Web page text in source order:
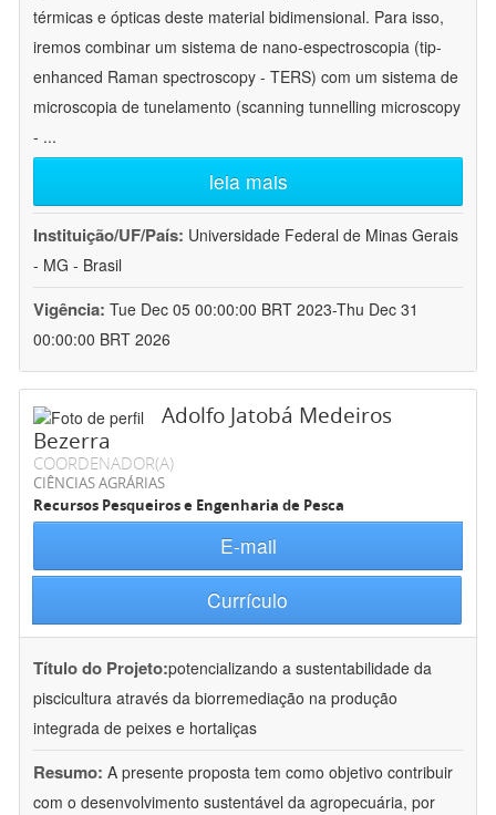
térmicas e ópticas deste material bidimensional. Para isso,
iremos combinar um sistema de nano-espectroscopia (tip-
enhanced Raman spectroscopy - TERS) com um sistema de
microscopia de tunelamento (scanning tunnelling microscopy
- ...
leia mais
Instituição/UF/País: Universidade Federal de Minas Gerais
- MG - Brasil
Vigência: Tue Dec 05 00:00:00 BRT 2023-Thu Dec 31
00:00:00 BRT 2026
Adolfo Jatobá Medeiros
Bezerra
COORDENADOR(A)
CIÊNCIAS AGRÁRIAS
Recursos Pesqueiros e Engenharia de Pesca
E-mail
Currículo
Título do Projeto:potencializando a sustentabilidade da
piscicultura através da biorremediação na produção
integrada de peixes e hortaliças
Resumo: A presente proposta tem como objetivo contribuir
com o desenvolvimento sustentável da agropecuária, por